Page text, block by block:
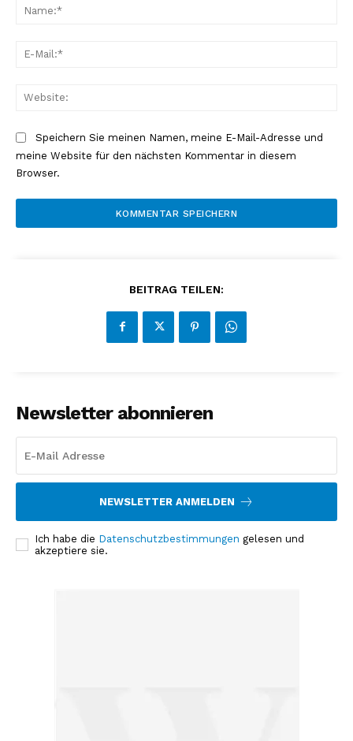
Speichern Sie meinen Namen, meine E-Mail-Adresse und
meine Website für den nächsten Kommentar in diesem
Browser.
BEITRAG TEILEN:
Newsletter abonnieren
NEWSLETTER ANMELDEN
Ich habe die Datenschutzbestimmungen gelesen und
akzeptiere sie.